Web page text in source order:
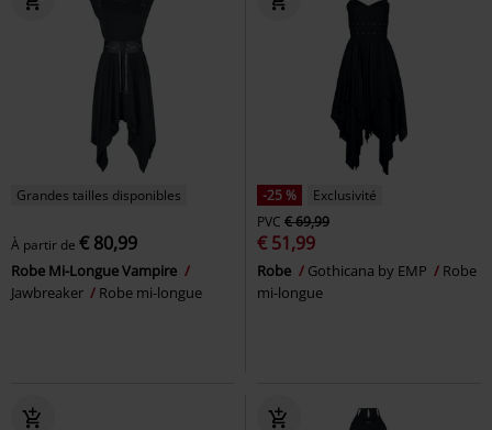
Grandes tailles disponibles
À partir de € 80,99
Robe Mi-Longue Vampire
Jawbreaker
Robe mi-longue
-25 %
Exclusivité
PVC € 69,99
€ 51,99
Robe Gothicana by EMP
Robe
mi-longue